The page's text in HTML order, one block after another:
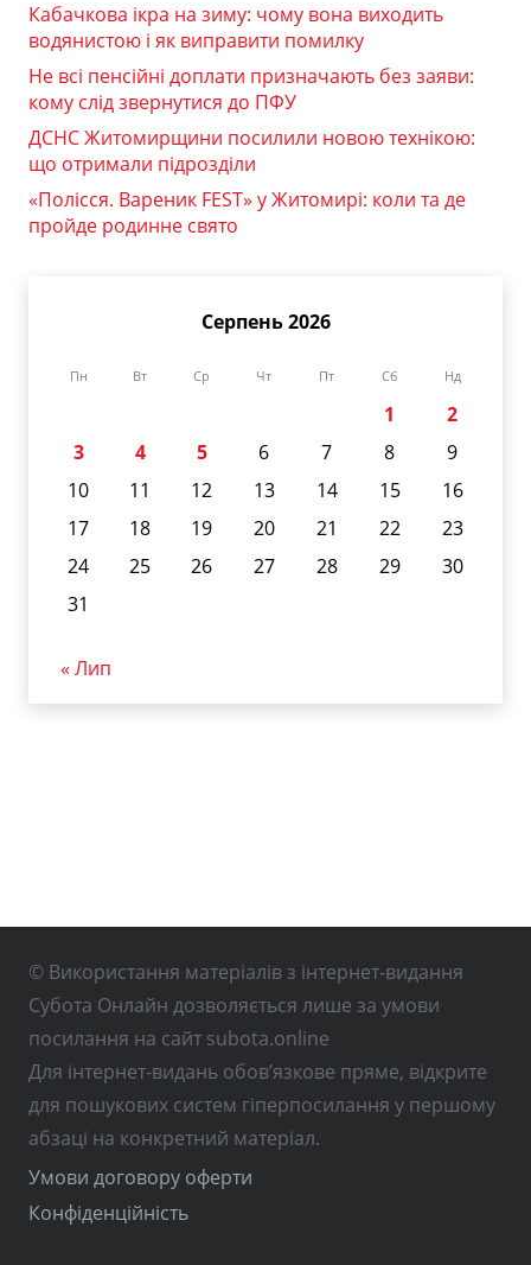
Кабачкова ікра на зиму: чому вона виходить
водянистою і як виправити помилку
Не всі пенсійні доплати призначають без заяви:
кому слід звернутися до ПФУ
ДСНС Житомирщини посилили новою технікою:
що отримали підрозділи
«Полісся. Вареник FEST» у Житомирі: коли та де
пройде родинне свято
Серпень 2026
Пн Вт Ср Чт Пт Сб Нд
1
2
3
4 5 6 7 8
9
10
11 12 13 14 15
16
17
18 19 20 21 22
23
24
25 26 27 28 29
30
31
« Лип
© Використання матеріалів з інтернет-видання
Субота Онлайн дозволяється лише за умови
посилання на сайт subota.online
Для інтернет-видань обов’язкове пряме, відкрите
для пошукових систем гіперпосилання у першому
абзаці на конкретний матеріал.
Умови договору оферти
Конфіденційність